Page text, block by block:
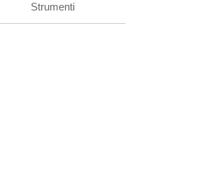
Strumenti